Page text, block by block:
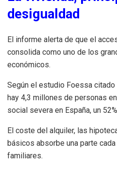
desigualdad
El informe alerta de que el
consolida como uno de los
económicos.
Según el estudio Foessa citado
hay 4,3 millones de personas
social severa en España, un
El coste del alquiler, las
básicos absorbe una parte
familiares.